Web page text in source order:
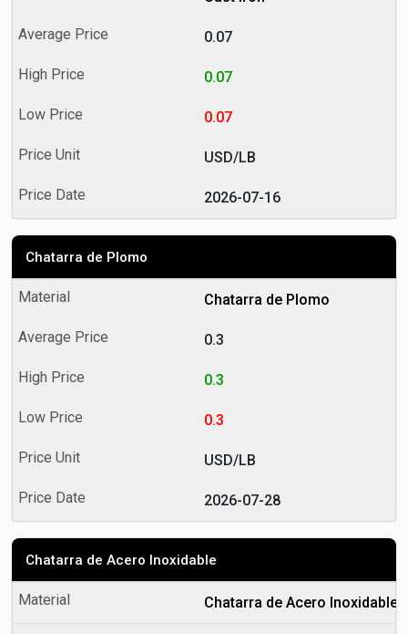
0.07
0.07
0.07
USD/LB
2026-07-16
Chatarra de Plomo
Chatarra de Plomo
0.3
0.3
0.3
USD/LB
2026-07-28
Chatarra de Acero Inoxidable
Chatarra de Acero Inoxidable